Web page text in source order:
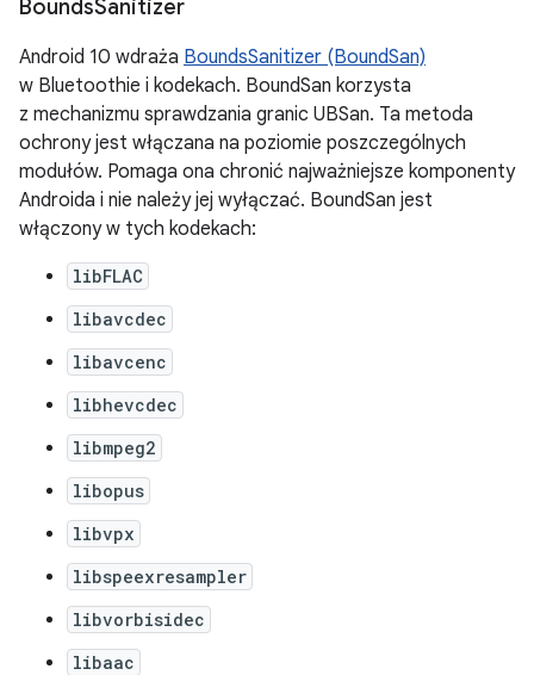
BoundsSanitizer
Android 10 wdraża BoundsSanitizer (BoundSan)
w Bluetoothie i kodekach. BoundSan korzysta
z mechanizmu sprawdzania granic UBSan. Ta metoda
ochrony jest włączana na poziomie poszczególnych
modułów. Pomaga ona chronić najważniejsze komponenty
Androida i nie należy jej wyłączać. BoundSan jest
włączony w tych kodekach:
libFLAC
libavcdec
libavcenc
libhevcdec
libmpeg2
libopus
libvpx
libspeexresampler
libvorbisidec
libaac